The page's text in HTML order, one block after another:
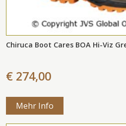
Chiruca Boot Cares BOA Hi-Viz
€ 274,00
Mehr Info